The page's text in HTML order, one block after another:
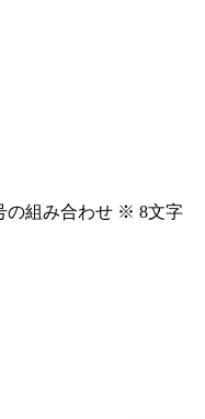
の組み合わせ ※ 8文字